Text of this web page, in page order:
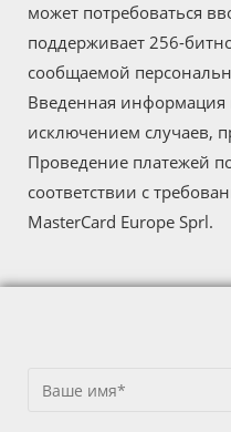
может потребоваться
поддерживает 256-
сообщаемой
Введенная информация
исключением случаев,
Проведение платежей
соответствии с
MasterCard Europe Sprl.